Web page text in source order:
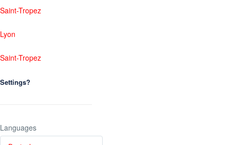
Saint-Tropez
Lyon
Saint-Tropez
Settings?
Languages